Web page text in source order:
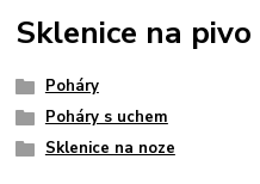
Sklenice na pivo
Poháry
Poháry s uchem
Sklenice na noze